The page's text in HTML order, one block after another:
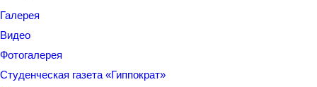
Галерея
Видео
Фотогалерея
Студенческая газета «Гиппократ»